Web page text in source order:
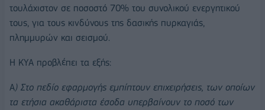
τουλάχιστον σε ποσοστό 70% του συνολικού ενεργητικού
τους, για τους κινδύνους της δασικής πυρκαγιάς,
πλημμυρών και σεισμού.
Η ΚΥΑ προβλέπει τα εξής:
Α) Στο πεδίο εφαρμογής εμπίπτουν επιχειρήσεις, των οποίων
τα ετήσια ακαθάριστα έσοδα υπερβαίνουν το ποσό των